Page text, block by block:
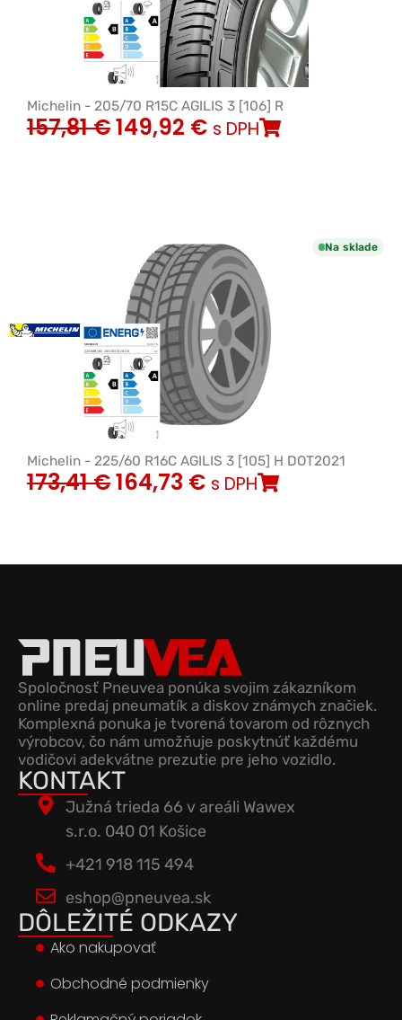
Michelin - 205/70 R15C AGILIS 3 [106] R
157,81€149,92 € s DPH
Na sklade
Michelin - 225/60 R16C AGILIS 3 [105] H DOT2021
173,41€164,73 € s DPH
Spoločnosť Pneuvea ponúka svojim zákazníkom
online predaj pneumatík a diskov známych značiek.
Komplexná ponuka je tvorená tovarom od rôznych
výrobcov, čo nám umožňuje poskytnúť každému
vodičovi adekvátne prezutie pre jeho vozidlo.
KONTAKT
Južná trieda 66 v areáli Wawex
s.r.o. 040 01 Košice
+421 918 115 494
eshop@pneuvea.sk
DÔLEŽITÉ ODKAZY
Ako nakupovať
Obchodné podmienky